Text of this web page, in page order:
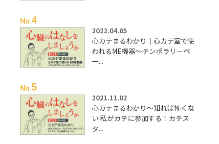
No.4
2022.04.05
心カテまるわかり｜心カテ室で使
われるME機器～テンポラリーペ
ー...
No.5
2021.11.02
心カテまるわかり～知れば怖くな
い 私がカテに参加する！カテス
タ...